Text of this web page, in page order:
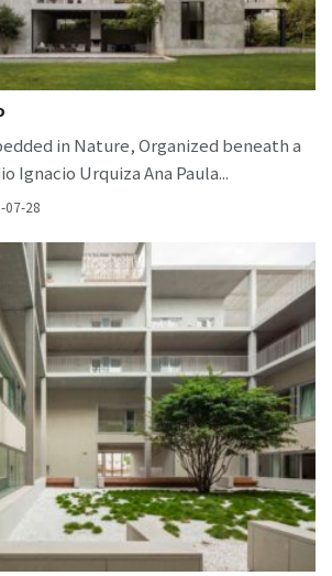
in Nature, Organized beneath a
Ignacio Urquiza Ana Paula...
28